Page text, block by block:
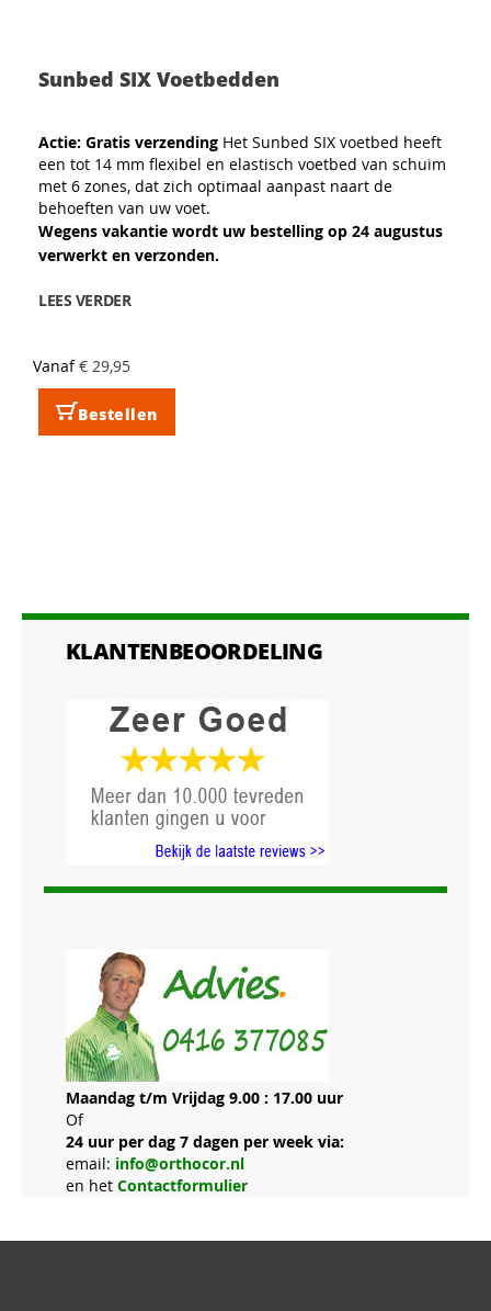
Sunbed SIX Voetbedden
Actie: Gratis verzending Het Sunbed SIX voetbed heeft
een tot 14 mm flexibel en elastisch voetbed van schuim
met 6 zones, dat zich optimaal aanpast naart de
behoeften van uw voet.
Wegens vakantie wordt uw bestelling op 24 augustus
verwerkt en verzonden.
LEES VERDER
Vanaf € 29,95
Bestellen
KLANTENBEOORDELING
Maandag t/m Vrijdag 9.00 : 17.00 uur
Of
24 uur per dag 7 dagen per week via:
email: info@orthocor.nl
en het Contactformulier